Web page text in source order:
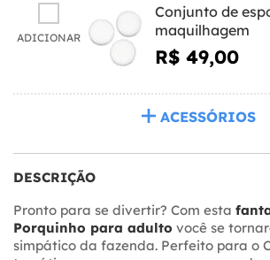
ADICIONAR
Conjunto de
maquilhagem
R$ 49,00
ACESSÓRIOS
DESCRIÇÃO
Pronto para se divertir? Com esta
Porquinho para adulto você se
simpático da fazenda. Perfeito para o